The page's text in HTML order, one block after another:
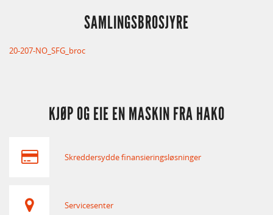
SAMLINGSBROSJYRE
20-207-NO_SFG_broc
KJØP OG EIE EN MASKIN FRA HAKO
Skreddersydde finansieringsløsninger
Servicesenter